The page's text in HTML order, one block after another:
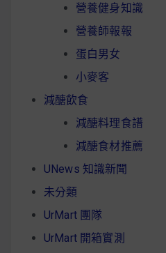
營養健身知識
營養師報報
蛋白男女
小麥客
減醣飲食
減醣料理食譜
減醣食材推薦
UNews 知識新聞
未分類
UrMart 團隊
UrMart 開箱實測